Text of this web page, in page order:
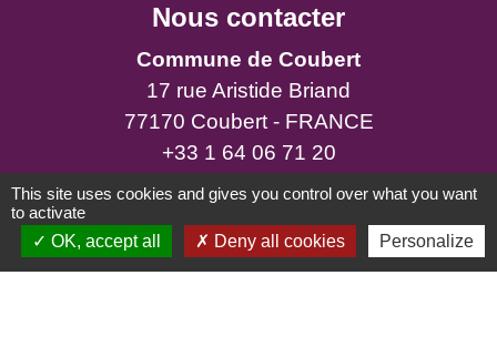
Nous contacter
Commune de Coubert
17 rue Aristide Briand
77170 Coubert - FRANCE
+33 1 64 06 71 20
Astreinte : +33 6 86 30 38 68
Horaires d’ouverture
This site uses cookies and gives you control over what you want
to activate
OK, accept all
Deny all cookies Personalize